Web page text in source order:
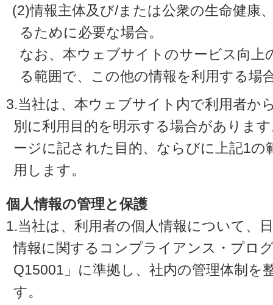
(2)情報主体及び/または公衆の生命健康
るために必要な場合。
なお、本ウェブサイトのサービス向上
る範囲で、この他の情報を利用する場
3.当社は、本ウェブサイト内で利用者か
別に利用目的を明示する場合がありま
ージに記された目的、ならびに上記1の
用します。
個人情報の管理と保護
1.当社は、利用者の個人情報について、
情報に関するコンプライアンス・プロ
Q15001」に準拠し、社内の管理体制を
す。